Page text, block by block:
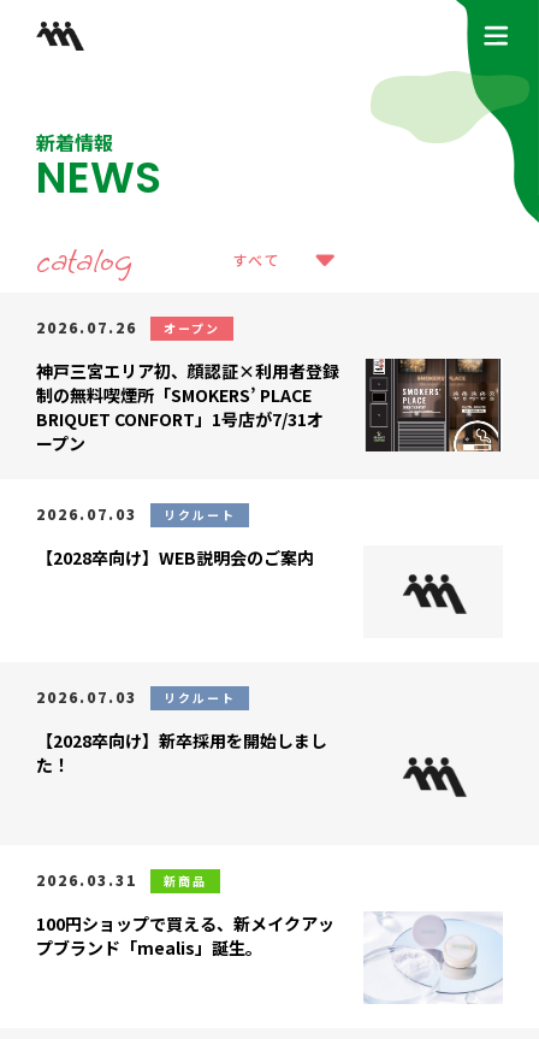
新着情報
NEWS
catalog すべて
2026.07.26 オープン
神戸三宮エリア初、顔認証×利用者登録
制の無料喫煙所「SMOKERS’ PLACE
BRIQUET CONFORT」1号店が7/31オ
ープン
2026.07.03 リクルート
【2028卒向け】WEB説明会のご案内
2026.07.03 リクルート
【2028卒向け】新卒採用を開始しまし
た！
2026.03.31 新商品
100円ショップで買える、新メイクアッ
プブランド「mealis」誕生。